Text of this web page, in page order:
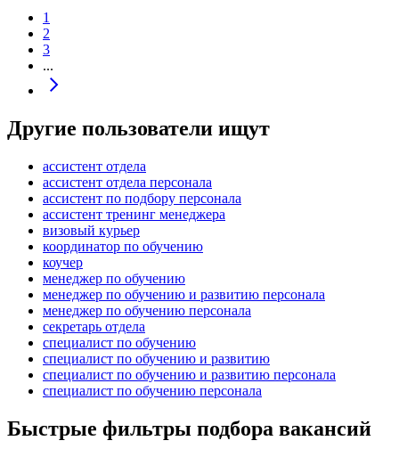
1
2
3
...
Другие пользователи ищут
ассистент отдела
ассистент отдела персонала
ассистент по подбору персонала
ассистент тренинг менеджера
визовый курьер
координатор по обучению
коучер
менеджер по обучению
менеджер по обучению и развитию персонала
менеджер по обучению персонала
секретарь отдела
специалист по обучению
специалист по обучению и развитию
специалист по обучению и развитию персонала
специалист по обучению персонала
Быстрые фильтры подбора вакансий